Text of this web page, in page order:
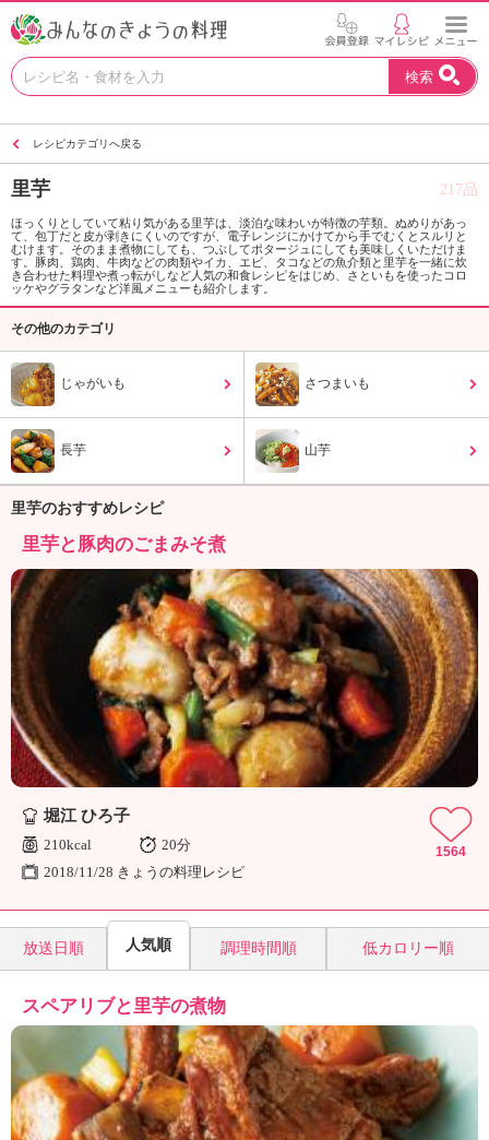
お
い
を
見
つ
け
よ
。
K
エ
ョ
ナ
ル
「
み
ん
な
の
き
ょ
理
検索
レシピカテゴリへ戻る
里芋 217品
ほっくりとしていて粘り気がある里芋は、淡泊な味わいが特徴の芋類。ぬめりがあっ
て、包丁だと皮が剥きにくいのですが、電子レンジにかけてから手でむくとスルリと
むけます。そのまま煮物にしても、つぶしてポタージュにしても美味しくいただけま
す。豚肉、鶏肉、牛肉などの肉類やイカ、エビ、タコなどの魚介類と里芋を一緒に炊
き合わせた料理や煮っ転がしなど人気の和食レシピをはじめ、さといもを使ったコロ
ッケやグラタンなど洋風メニューも紹介します。
その他のカテゴリ
じゃがいも さつまいも
長芋 山芋
里芋のおすすめレシピ
里芋と豚肉のごまみそ煮
堀江 ひろ子
210kcal
20分
2018/11/28 きょうの料理レシピ
1564
放送日順 人気順 調理時間順 低カロリー順
スペアリブと里芋の煮物